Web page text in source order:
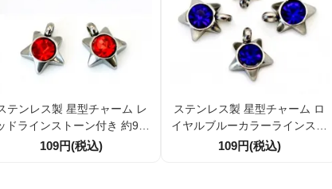
テンレス製 星型チャーム レ
ドラインストーン付き 約9.3
mm カン内径2.5mm アクセサ
109円(税込)
ステンレス製 星型チャーム ロ
イヤルブルーカラーラインスト
ーン付き 9.3mm アクセサリー
109円(税込)